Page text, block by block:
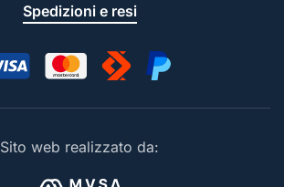
Spedizioni e resi
Sito web realizzato da: